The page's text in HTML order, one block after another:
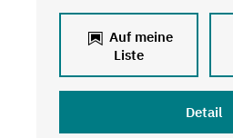
Auf meine
Liste
Detail